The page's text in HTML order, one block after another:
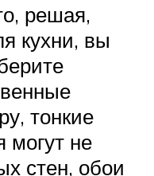
решая,
кухни, вы
тонкие
могут не
стен, обои